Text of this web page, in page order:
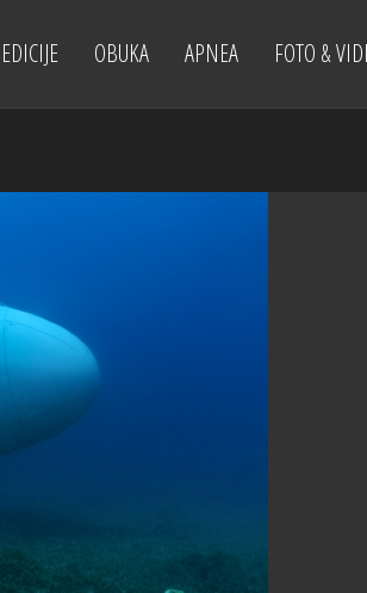
OBUKA APNEA FOTO &